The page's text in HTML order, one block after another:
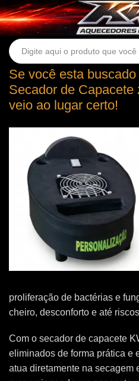
Se você esta
Secador de Capacete
veio ao lugar certo!
proliferação de bactérias e
cheiro, desconforto e até
Com o secador de capacete
eliminados de forma prática e
atua diretamente na secagem